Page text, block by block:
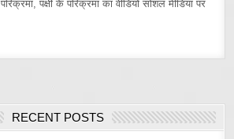
परिक्रमा, पक्षी के परिक्रमा का वीडियो सोशल मीडिया पर
RECENT POSTS